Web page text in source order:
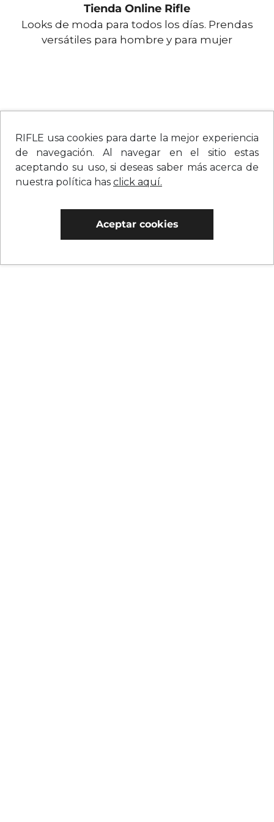
RIFLE usa cookies para darte la mejor experiencia
de navegación. Al navegar en el sitio estas
aceptando su uso, si deseas saber más acerca de
nuestra política has click aquí.
Aceptar cookies
Tienda Online Rifle
Looks de moda para todos los días. Prendas
versátiles para hombre y para mujer